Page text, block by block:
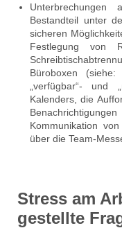
Bestandteil unter
sicheren
Festlegung von
Büroboxen (siehe:
„verfügbar“- und
Kalenders, die
Kommunikation
über die Team-
Stress am
gestellte